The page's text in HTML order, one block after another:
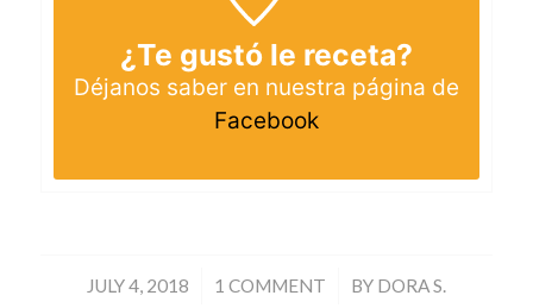
¿Te gustó le receta?
Déjanos saber en nuestra página de
Facebook
JULY 4, 2018
/ 1 COMMENT
/ BY DORA S.